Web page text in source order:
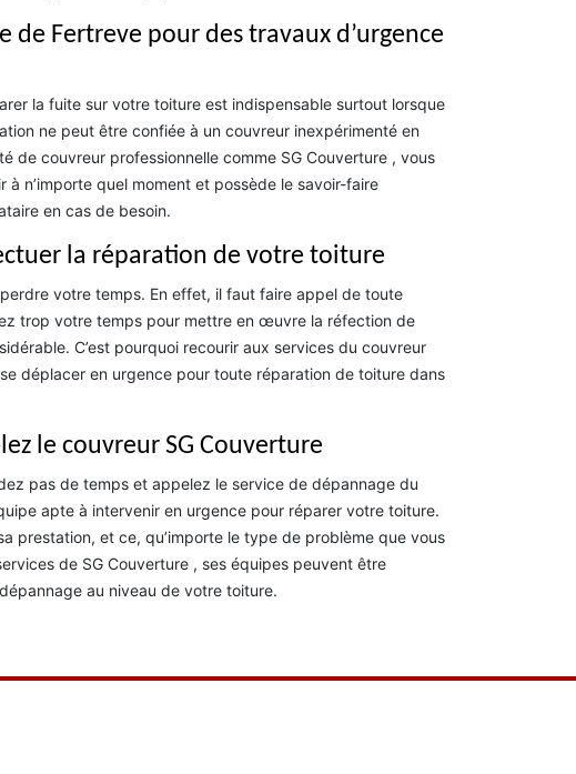
Fertreve pour des travaux d’urgence
la fuite sur votre toiture est indispensable surtout lorsque
ne peut être confiée à un couvreur inexpérimenté en
de couvreur professionnelle comme SG Couverture , vous
à n’importe quel moment et possède le savoir-faire
en cas de besoin.
la réparation de votre toiture
votre temps. En effet, il faut faire appel de toute
trop votre temps pour mettre en œuvre la réfection de
C’est pourquoi recourir aux services du couvreur
déplacer en urgence pour toute réparation de toiture dans
le couvreur SG Couverture
pas de temps et appelez le service de dépannage du
apte à intervenir en urgence pour réparer votre toiture.
prestation, et ce, qu’importe le type de problème que vous
de SG Couverture , ses équipes peuvent être
au niveau de votre toiture.